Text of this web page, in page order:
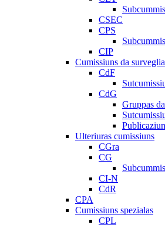
CSEC
CPS
CIP
Cumissiuns da
CdF
CdG
Gruppas
Ulteriuras cumissiuns
CGra
CG
CI-N
CdR
CPA
Cumissiuns spezialas
CPL